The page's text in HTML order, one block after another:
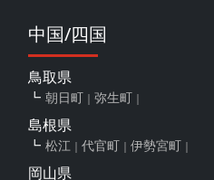
中国/四国
鳥取県
朝日町 弥生町
島根県
松江 代官町 伊勢宮町
岡山県